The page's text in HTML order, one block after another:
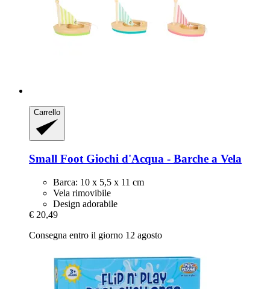
Carrello
Small Foot Giochi d'Acqua -​ Barche a Vela
Barca: 10 x 5,5 x 11 cm
Vela rimovibile
Design adorabile
€ 20,49
Consegna entro il giorno 12 agosto